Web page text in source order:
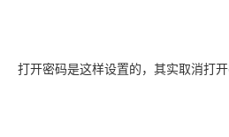
打开密码是这样设置的，其实取消打